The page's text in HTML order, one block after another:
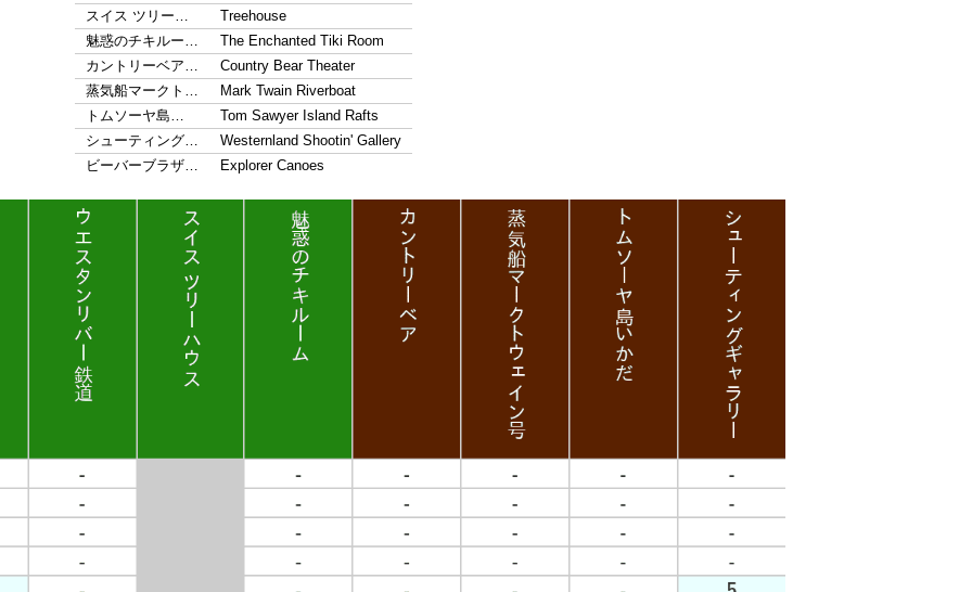
スイス ツリー…
Treehouse
魅惑のチキルー…
The Enchanted Tiki Room
カントリーベア…
Country Bear Theater
蒸気船マークト…
Mark Twain Riverboat
トムソーヤ島…
Tom Sawyer Island Rafts
シューティング…
Westernland Shootin' Gallery
ビーバーブラザ…
Explorer Canoes